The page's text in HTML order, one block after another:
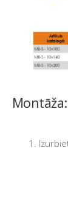
Montāža:
1.